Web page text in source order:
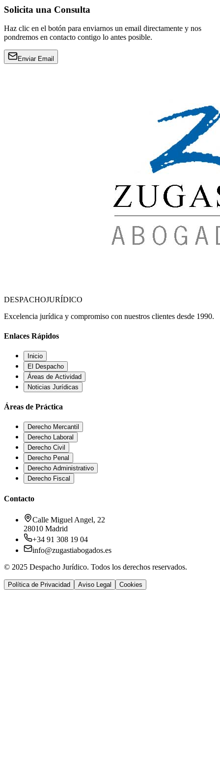
Solicita una Consulta
Haz clic en el botón para enviarnos un email directamente y nos
pondremos en contacto contigo lo antes posible.
Enviar Email
DESPACHOJURÍDICO
Excelencia jurídica y compromiso con nuestros clientes desde 1990.
Enlaces Rápidos
Inicio
El Despacho
Áreas de Actividad
Noticias Jurídicas
Áreas de Práctica
Derecho Mercantil
Derecho Laboral
Derecho Civil
Derecho Penal
Derecho Administrativo
Derecho Fiscal
Contacto
Calle Miguel Angel, 22
28010 Madrid
+34 91 308 19 04
info@zugastiabogados.es
© 2025 Despacho Jurídico. Todos los derechos reservados.
Política de Privacidad Aviso Legal Cookies